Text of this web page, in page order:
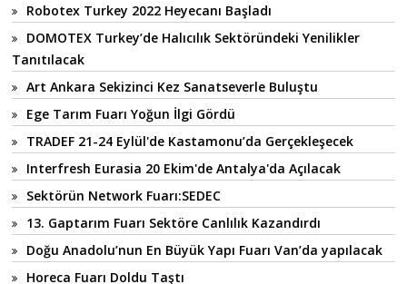
Robotex Turkey 2022 Heyecanı Başladı
DOMOTEX Turkey’de Halıcılık Sektöründeki Yenilikler
Tanıtılacak
Art Ankara Sekizinci Kez Sanatseverle Buluştu
Ege Tarım Fuarı Yoğun İlgi Gördü
TRADEF 21-24 Eylül'de Kastamonu’da Gerçekleşecek
Interfresh Eurasia 20 Ekim'de Antalya'da Açılacak
Sektörün Network Fuarı:SEDEC
13. Gaptarım Fuarı Sektöre Canlılık Kazandırdı
Doğu Anadolu’nun En Büyük Yapı Fuarı Van’da yapılacak
Horeca Fuarı Doldu Taştı